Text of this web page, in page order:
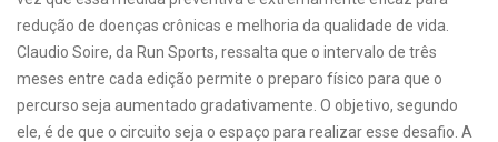
redução de doenças crônicas e melhoria da qualidade de vida.
Claudio Soire, da Run Sports, ressalta que o intervalo de três
meses entre cada edição permite o preparo físico para que o
percurso seja aumentado gradativamente. O objetivo, segundo
ele, é de que o circuito seja o espaço para realizar esse desafio. A